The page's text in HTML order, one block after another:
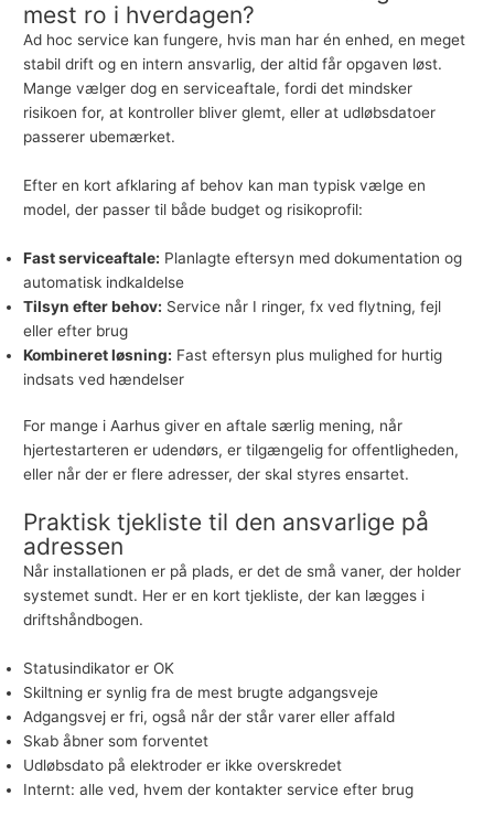
mest ro i hverdagen?
Ad hoc service kan fungere, hvis man har én enhed, en meget
stabil drift og en intern ansvarlig, der altid får opgaven løst.
Mange vælger dog en serviceaftale, fordi det mindsker
risikoen for, at kontroller bliver glemt, eller at udløbsdatoer
passerer ubemærket.
Efter en kort afklaring af behov kan man typisk vælge en
model, der passer til både budget og risikoprofil:
Fast serviceaftale: Planlagte eftersyn med dokumentation og
automatisk indkaldelse
Tilsyn efter behov: Service når I ringer, fx ved flytning, fejl
eller efter brug
Kombineret løsning: Fast eftersyn plus mulighed for hurtig
indsats ved hændelser
For mange i Aarhus giver en aftale særlig mening, når
hjertestarteren er udendørs, er tilgængelig for offentligheden,
eller når der er flere adresser, der skal styres ensartet.
Praktisk tjekliste til den ansvarlige på
adressen
Når installationen er på plads, er det de små vaner, der holder
systemet sundt. Her er en kort tjekliste, der kan lægges i
driftshåndbogen.
Statusindikator er OK
Skiltning er synlig fra de mest brugte adgangsveje
Adgangsvej er fri, også når der står varer eller affald
Skab åbner som forventet
Udløbsdato på elektroder er ikke overskredet
Internt: alle ved, hvem der kontakter service efter brug